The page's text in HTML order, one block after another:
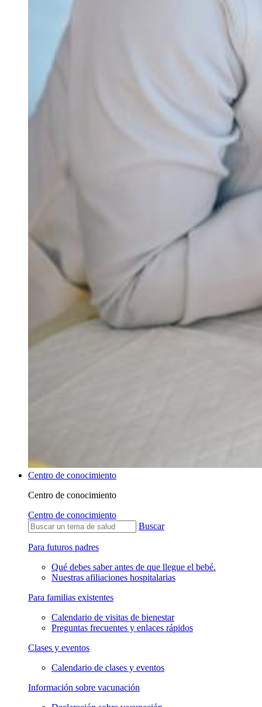
Centro de conocimiento
Centro de conocimiento
Centro de conocimiento
Buscar
Para futuros padres
Qué debes saber antes de que llegue el bebé.
Nuestras afiliaciones hospitalarias
Para familias existentes
Calendario de visitas de bienestar
Preguntas frecuentes y enlaces rápidos
Clases y eventos
Calendario de clases y eventos
Información sobre vacunación